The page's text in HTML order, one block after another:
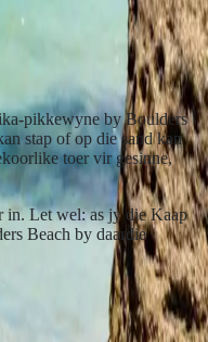
pikkewyne by Boulders
stap of op die sand kan
toer vir gesinne,
in. Let wel: as jy die Kaap
Beach by daardie